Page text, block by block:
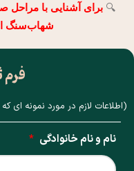
🔍 برای آشنایی با مراحل
شهاب‌سنگ
(اطلاعات لازم در مورد نمونه ای
نام و نام خانوادگی *